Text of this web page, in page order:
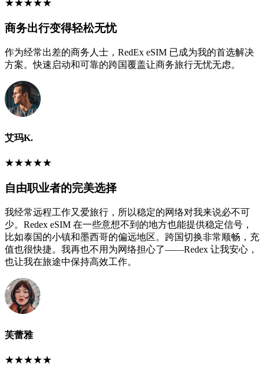
★★★★★
商务出行变得轻松无忧
作为经常出差的商务人士，RedEx eSIM 已成为我的首选解决
方案。快速启动和可靠的跨国覆盖让商务旅行无忧无虑。
艾玛K.
★★★★★
自由职业者的完美选择
我经常远程工作又爱旅行，所以稳定的网络对我来说必不可
少。Redex eSIM 在一些意想不到的地方也能提供稳定信号，
比如泰国的小镇和墨西哥的偏远地区。跨国切换非常顺畅，充
值也很快捷。我再也不用为网络担心了——Redex 让我安心，
也让我在旅途中保持高效工作。
芙蕾雅
★★★★★